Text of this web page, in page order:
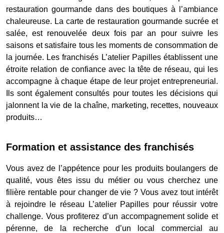
restauration gourmande dans des boutiques à l’ambiance
chaleureuse. La carte de restauration gourmande sucrée et
salée, est renouvelée deux fois par an pour suivre les
saisons et satisfaire tous les moments de consommation de
la journée. Les franchisés L’atelier Papilles établissent une
étroite relation de confiance avec la tête de réseau, qui les
accompagne à chaque étape de leur projet entrepreneurial.
Ils sont également consultés pour toutes les décisions qui
jalonnent la vie de la chaîne, marketing, recettes, nouveaux
produits…
Formation et assistance des franchisés
Vous avez de l’appétence pour les produits boulangers de
qualité, vous êtes issu du métier ou vous cherchez une
filière rentable pour changer de vie ? Vous avez tout intérêt
à rejoindre le réseau L’atelier Papilles pour réussir votre
challenge. Vous profiterez d’un accompagnement solide et
pérenne, de la recherche d’un local commercial au